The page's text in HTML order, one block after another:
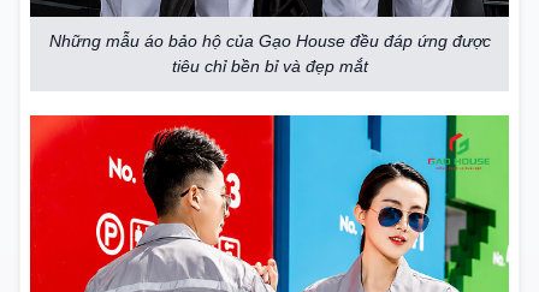
Những mẫu áo bảo hộ của Gạo House đều đáp ứng được
tiêu chỉ bền bỉ và đẹp mắt